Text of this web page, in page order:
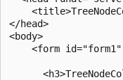
</head>
<body>
<form